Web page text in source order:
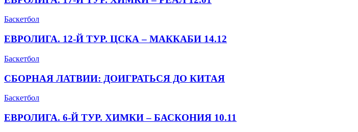
Баскетбол
ЕВРОЛИГА. 12-Й ТУР. ЦСКА – МАККАБИ 14.12
Баскетбол
СБОРНАЯ ЛАТВИИ: ДОИГРАТЬСЯ ДО КИТАЯ
Баскетбол
ЕВРОЛИГА. 6-Й ТУР. ХИМКИ – БАСКОНИЯ 10.11